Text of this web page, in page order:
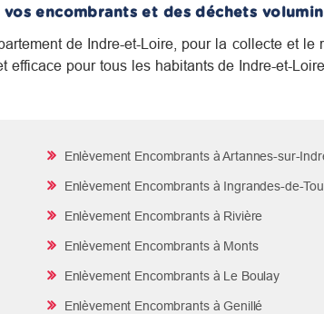
vos encombrants et des déchets
de Indre-et-Loire, pour la collecte et
efficace pour tous les habitants de Indre-et-
Enlèvement Encombrants à Artannes-sur-
Enlèvement Encombrants à Ingrandes-de-
Enlèvement Encombrants à Rivière
Enlèvement Encombrants à Monts
Enlèvement Encombrants à Le Boulay
Enlèvement Encombrants à Genillé